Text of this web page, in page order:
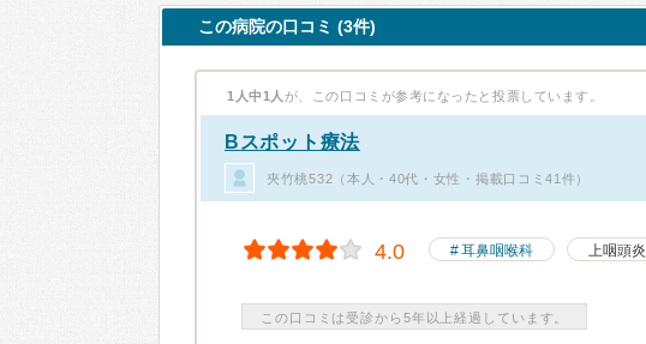
この病院の口コミ (3件)
1人中1人 が、この口コミが参考になったと投票しています。
Bスポット療法
夾竹桃532（本人・40代・女性・掲載口コミ41件）
4.0 耳鼻咽喉科 上咽頭炎
この口コミは受診から5年以上経過しています。